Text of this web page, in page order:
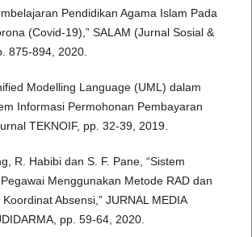
Pendidikan Agama Islam Pada
(Covid-19),” SALAM (Jurnal Sosial &
875-894, 2020.
Modelling Language (UML) dalam
Informasi Permohonan Pembayaran
TEKNOIF, pp. 32-39, 2019.
R. Habibi dan S. F. Pane, “Sistem
Menggunakan Metode RAD dan
Absensi,” JURNAL MEDIA
pp. 59-64, 2020.